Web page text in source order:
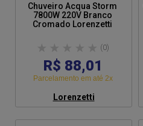
Chuveiro Acqua Storm
7800W 220V Branco
Cromado Lorenzetti
(0)
R$ 88,01
Parcelamento em até 2x
Lorenzetti